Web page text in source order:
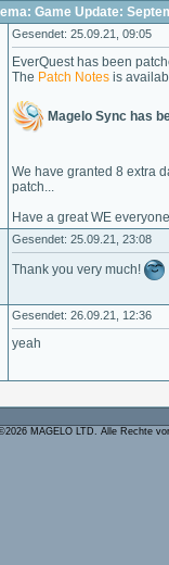
Game Update:
Gesendet: 25.09.21, 09:05
EverQuest has been
The Patch Notes is
Magelo Sync has
We have granted 8 extra
patch...
Have a great WE
Gesendet: 25.09.21, 23:08
Thank you very much!
Gesendet: 26.09.21, 12:36
yeah
MAGELO LTD. Alle Rechte